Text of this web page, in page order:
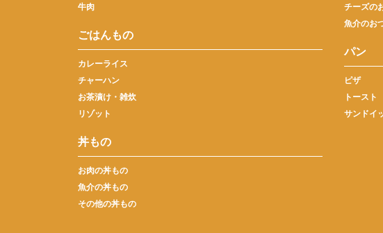
牛肉
ごはんもの
カレーライス
チャーハン
お茶漬け・雑炊
リゾット
丼もの
お肉の丼もの
魚介の丼もの
その他の丼もの
チーズの
魚介のお
パン
ピザ
トースト
サンドイ